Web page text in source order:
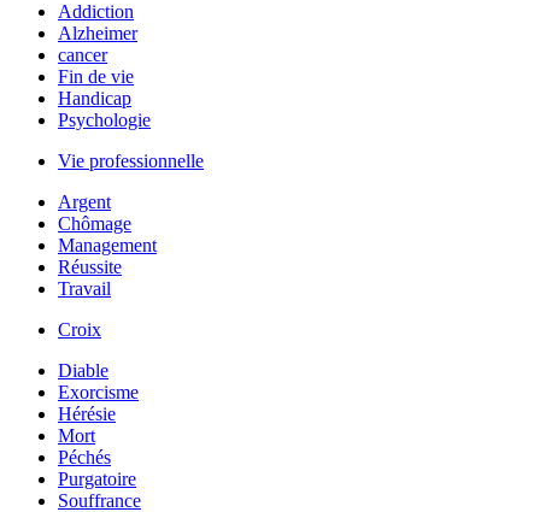
Addiction
Alzheimer
cancer
Fin de vie
Handicap
Psychologie
Vie professionnelle
Argent
Chômage
Management
Réussite
Travail
Croix
Diable
Exorcisme
Hérésie
Mort
Péchés
Purgatoire
Souffrance